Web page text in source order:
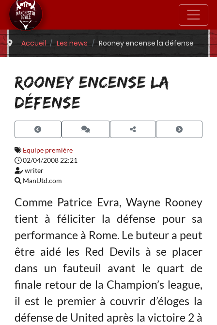
Accueil Les news Rooney encense la défense
ROONEY ENCENSE LA
DÉFENSE
Equipe première
02/04/2008 22:21
writer
ManUtd.com
Comme Patrice Evra, Wayne Rooney
tient à féliciter la défense pour sa
performance à Rome. Le buteur a peut
être aidé les Red Devils à se placer
dans un fauteuil avant le quart de
finale retour de la Champion’s league,
il est le premier à couvrir d’éloges la
défense de United après la victoire 2 à